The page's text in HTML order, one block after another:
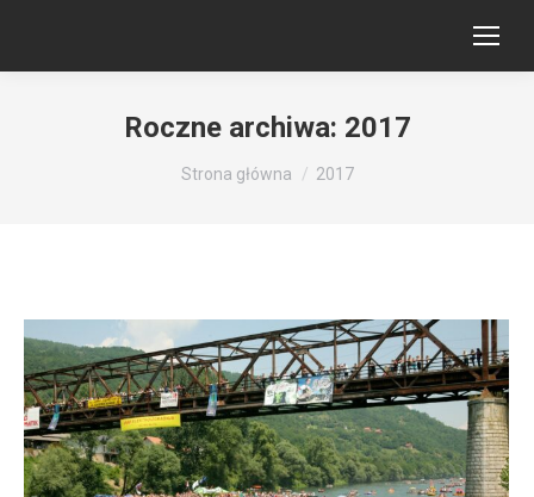
Roczne archiwa: 2017
Jesteś tutaj:
Strona główna 2017